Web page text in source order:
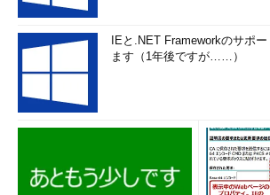
IEと.NET Frameworkのサポ
ます（1年後ですが……）